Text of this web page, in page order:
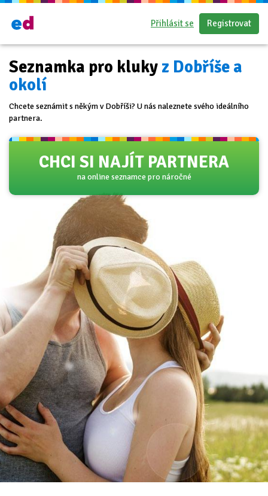
Přihlásit se Registrovat
Seznamka pro kluky z Dobříše a
okolí
Chcete seznámit s někým v Dobříši? U nás naleznete svého ideálního
partnera.
CHCI SI NAJÍT PARTNERA
na online seznamce pro náročné